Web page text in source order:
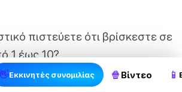
πιστεύετε ότι βρίσκεστε σε
1 έως 10?
να παίξετε σκάκι ή
Εκκινητές συνομιλίας 🍿 Βίντεο 📱